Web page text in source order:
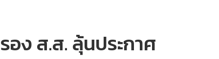
ง ส.ส. ลุ้นประกาศ